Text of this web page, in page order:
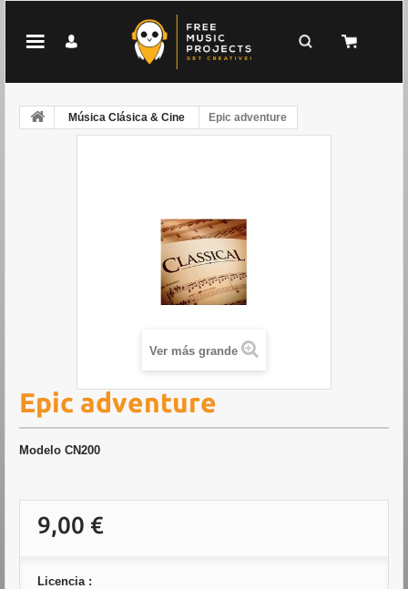
Música Clásica & Cine Epic adventure
Ver más grande
Epic adventure
Modelo CN200
9,00 €
Licencia :